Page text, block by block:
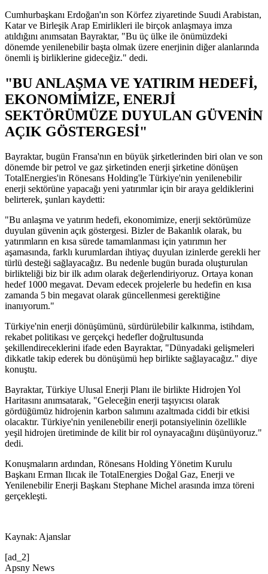
Cumhurbaşkanı Erdoğan'ın son Körfez ziyaretinde Suudi Arabistan,
Katar ve Birleşik Arap Emirlikleri ile birçok anlaşmaya imza
atıldığını anımsatan Bayraktar, "Bu üç ülke ile önümüzdeki
dönemde yenilenebilir başta olmak üzere enerjinin diğer alanlarında
önemli iş birliklerine gideceğiz." dedi.
"BU ANLAŞMA VE YATIRIM HEDEFİ,
EKONOMİMİZE, ENERJİ
SEKTÖRÜMÜZE DUYULAN GÜVENİN
AÇIK GÖSTERGESİ"
Bayraktar, bugün Fransa'nın en büyük şirketlerinden biri olan ve son
dönemde bir petrol ve gaz şirketinden enerji şirketine dönüşen
TotalEnergies'in Rönesans Holding'le Türkiye'nin yenilenebilir
enerji sektörüne yapacağı yeni yatırımlar için bir araya geldiklerini
belirterek, şunları kaydetti:
"Bu anlaşma ve yatırım hedefi, ekonomimize, enerji sektörümüze
duyulan güvenin açık göstergesi. Bizler de Bakanlık olarak, bu
yatırımların en kısa sürede tamamlanması için yatırımın her
aşamasında, farklı kurumlardan ihtiyaç duyulan izinlerde gerekli her
türlü desteği sağlayacağız. Bu nedenle bugün burada oluşturulan
birlikteliği biz bir ilk adım olarak değerlendiriyoruz. Ortaya konan
hedef 1000 megavat. Devam edecek projelerle bu hedefin en kısa
zamanda 5 bin megavat olarak güncellenmesi gerektiğine
inanıyorum."
Türkiye'nin enerji dönüşümünü, sürdürülebilir kalkınma, istihdam,
rekabet politikası ve gerçekçi hedefler doğrultusunda
şekillendireceklerini ifade eden Bayraktar, "Dünyadaki gelişmeleri
dikkatle takip ederek bu dönüşümü hep birlikte sağlayacağız." diye
konuştu.
Bayraktar, Türkiye Ulusal Enerji Planı ile birlikte Hidrojen Yol
Haritasını anımsatarak, "Geleceğin enerji taşıyıcısı olarak
gördüğümüz hidrojenin karbon salımını azaltmada ciddi bir etkisi
olacaktır. Türkiye'nin yenilenebilir enerji potansiyelinin özellikle
yeşil hidrojen üretiminde de kilit bir rol oynayacağını düşünüyoruz."
dedi.
Konuşmaların ardından, Rönesans Holding Yönetim Kurulu
Başkanı Erman Ilıcak ile TotalEnergies Doğal Gaz, Enerji ve
Yenilenebilir Enerji Başkanı Stephane Michel arasında imza töreni
gerçekleşti.
Kaynak: Ajanslar
[ad_2]
Apsny News